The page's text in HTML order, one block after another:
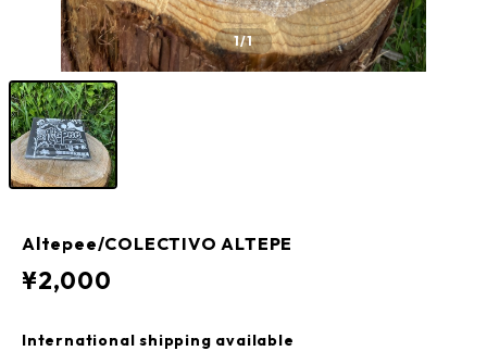
1/1
Altepee/COLECTIVO ALTEPE
¥2,000
International shipping available